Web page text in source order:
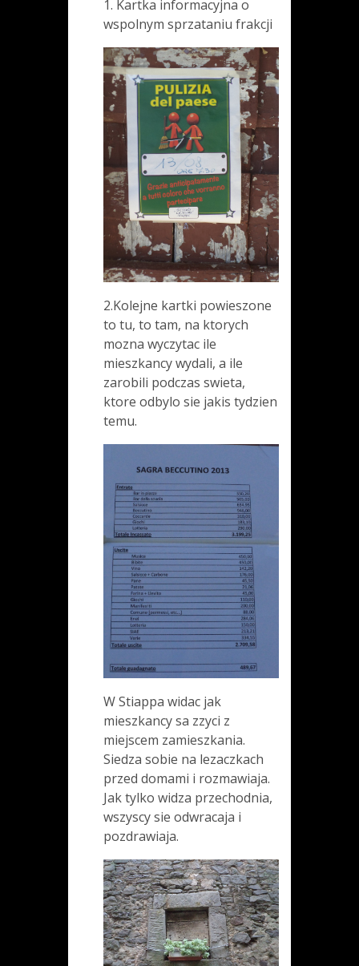
1. Kartka informacyjna o
wspolnym sprzataniu frakcji
2.Kolejne kartki powieszone
to tu, to tam, na ktorych
mozna wyczytac ile
mieszkancy wydali, a ile
zarobili podczas swieta,
ktore odbylo sie jakis tydzien
temu.
W Stiappa widac jak
mieszkancy sa zzyci z
miejscem zamieszkania.
Siedza sobie na lezaczkach
przed domami i rozmawiaja.
Jak tylko widza przechodnia,
wszyscy sie odwracaja i
pozdrawiaja.